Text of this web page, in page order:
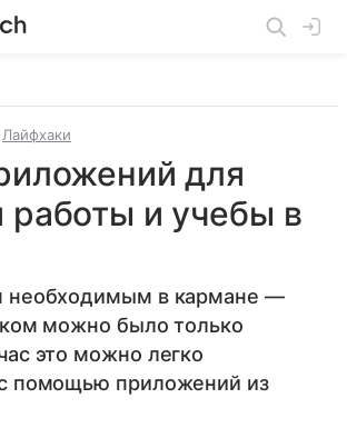
Лайфхаки
для
работы и учебы в
необходимым в кармане —
можно было только
это можно легко
с помощью приложений из